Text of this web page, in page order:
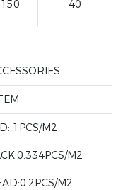
150 40
1PCS/M2
M2
M2